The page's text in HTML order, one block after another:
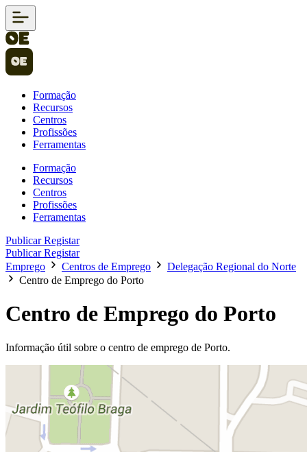
Formação
Recursos
Centros
Profissões
Ferramentas
Formação
Recursos
Centros
Profissões
Ferramentas
PublicarRegistar
PublicarRegistar
Emprego
Centros de Emprego
Delegação Regional do Norte
Centro de Emprego do Porto
Centro de Emprego do Porto
Informação útil sobre o centro de emprego de Porto.